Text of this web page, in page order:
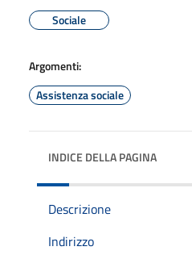
Sociale
Argomenti:
Assistenza sociale
INDICE DELLA PAGINA
Descrizione
Indirizzo